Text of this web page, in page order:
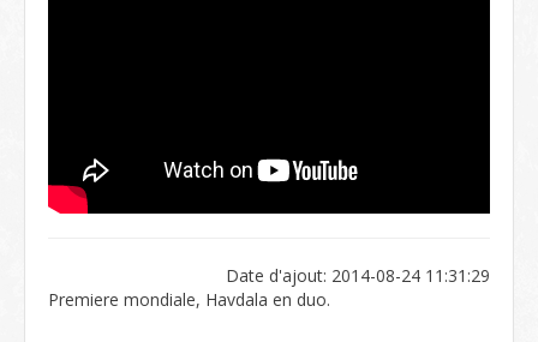
Date d'ajout: 2014-08-24 11:31:29
Premiere mondiale, Havdala en duo.